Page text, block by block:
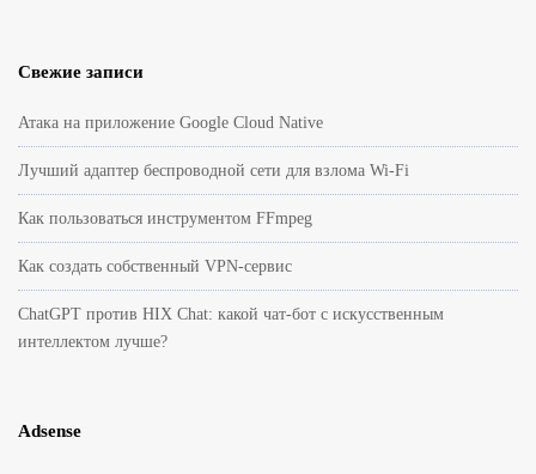
Свежие записи
Атака на приложение Google Cloud Native
Лучший адаптер беспроводной сети для взлома Wi-Fi
Как пользоваться инструментом FFmpeg
Как создать собственный VPN-сервис
ChatGPT против HIX Chat: какой чат-бот с искусственным
интеллектом лучше?
Adsense